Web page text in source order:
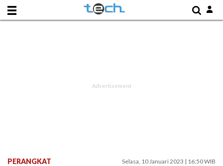
PERANGKAT Selasa, 10 Januari 2023 | 16:50 WIB